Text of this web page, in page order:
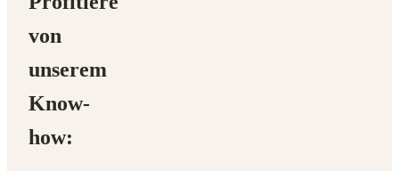
von
unserem
Know-
how: